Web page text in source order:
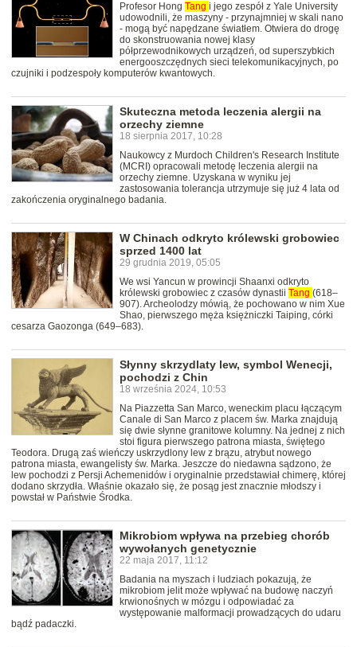
Profesor Hong Tang i jego zespół z Yale University
udowodnili, że maszyny - przynajmniej w skali nano
- mogą być napędzane światłem. Otwiera do drogę
do skonstruowania nowej klasy
półprzewodnikowych urządzeń, od superszybkich
energooszczędnych sieci telekomunikacyjnych, po
czujniki i podzespoły komputerów kwantowych.
Skuteczna metoda leczenia alergii na
orzechy ziemne
18 sierpnia 2017, 10:28
Naukowcy z Murdoch Children's Research Institute
(MCRI) opracowali metodę leczenia alergii na
orzechy ziemne. Uzyskana w wyniku jej
zastosowania tolerancja utrzymuje się już 4 lata od
zakończenia oryginalnego badania.
W Chinach odkryto królewski grobowiec
sprzed 1400 lat
29 grudnia 2019, 05:05
We wsi Yancun w prowincji Shaanxi odkryto
królewski grobowiec z czasów dynastii Tang (618–
907). Archeolodzy mówią, że pochowano w nim Xue
Shao, pierwszego męża księżniczki Taiping, córki
cesarza Gaozonga (649–683).
Słynny skrzydlaty lew, symbol Wenecji,
pochodzi z Chin
18 września 2024, 10:53
Na Piazzetta San Marco, weneckim placu łączącym
Canale di San Marco z placem św. Marka znajdują
się dwie słynne granitowe kolumny. Na jednej z nich
stoi figura pierwszego patrona miasta, świętego
Teodora. Drugą zaś wieńczy uskrzydlony lew z brązu, atrybut nowego
patrona miasta, ewangelisty św. Marka. Jeszcze do niedawna sądzono, że
lew pochodzi z Persji Achemenidów i oryginalnie przedstawiał chimerę, której
dodano skrzydła. Właśnie okazało się, że posąg jest znacznie młodszy i
powstał w Państwie Środka.
Mikrobiom wpływa na przebieg chorób
wywołanych genetycznie
22 maja 2017, 11:12
Badania na myszach i ludziach pokazują, że
mikrobiom jelit może wpływać na budowę naczyń
krwionośnych w mózgu i odpowiadać za
występowanie malformacji prowadzących do udaru
bądź padaczki.